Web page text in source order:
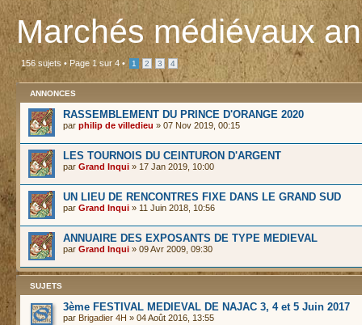
Marchés médiévaux
156 sujets • Page 1sur 4 • 1 2 3 4
ANNONCES
RASSEMBLEMENT DU PRINCE D'ORANGE 2020
par philip de villedieu » 07 Nov 2019, 00:15
LES TOURNOIS DU CEINTURON D'ARGENT
par Grand Inqui » 17 Jan 2019, 10:00
UN LIEU DE RENCONTRES FIXE DANS LE GRAND SUD
par Grand Inqui » 11 Juin 2018, 10:56
ANNUAIRE DES EXPOSANTS DE TYPE MEDIEVAL
par Grand Inqui » 09 Avr 2009, 09:30
SUJETS
3ème FESTIVAL MEDIEVAL DE NAJAC 3, 4 et 5 Juin 2017
par Brigadier 4H » 04 Août 2016, 13:55